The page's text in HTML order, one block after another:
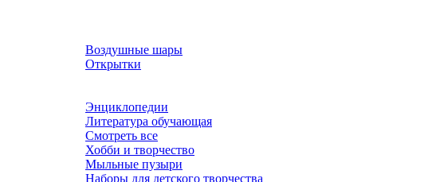
Воздушные шары
Открытки
Энциклопедии
Литература обучающая
Смотреть все
Хобби и творчество
Мыльные пузыри
Наборы для детского творчества